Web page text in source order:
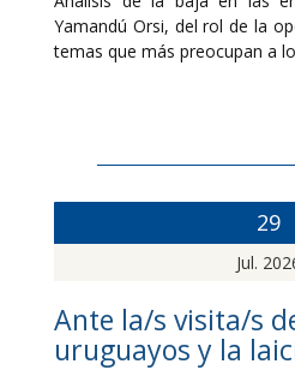
Yamandú Orsi, del rol de la
temas que más preocupan a
29
Jul.
Ante la/s visita/s
uruguayos y la